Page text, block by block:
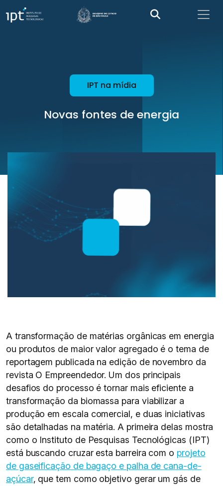
IPT na mídia
Novas fontes de energia
A transformação de matérias orgânicas em energia
ou produtos de maior valor agregado é o tema de
reportagem publicada na edição de novembro da
revista O Empreendedor. Um dos principais
desafios do processo é tornar mais eficiente a
transformação da biomassa para viabilizar a
produção em escala comercial, e duas iniciativas
são detalhadas na matéria. A primeira delas mostra
como o Instituto de Pesquisas Tecnológicas (IPT)
está buscando cruzar esta barreira com o projeto
de gaseificação de bagaço e palha de cana-de-
açúcar, que tem como objetivo gerar um gás de